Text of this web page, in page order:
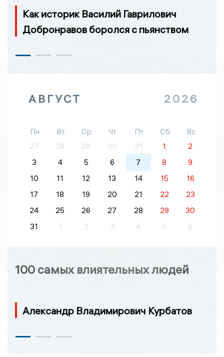
Как историк Василий Гаврилович
Добронравов боролся с пьянством
АВГУСТ 2026
Пн Вт Ср Чт Пт Сб
Вс
27
28 29 30 31 1
2
3
4 5 6 7 8
9
10
11 12 13 14 15
16
17
18 19 20 21 22
23
24
25 26 27 28 29
30
31
1 2 3 4 5 6
100 самых влиятельных людей
Александр Владимирович Курбатов